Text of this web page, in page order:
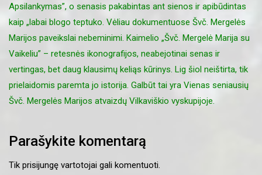
Apsilankymas”, o senasis pakabintas ant sienos ir apibūdintas
kaip „labai blogo teptuko. Vėliau dokumentuose Švč. Mergelės
Marijos paveikslai nebeminimi. Kaimelio „Švč. Mergelė Marija su
Vaikeliu” – retesnės ikonografijos, neabejotinai senas ir
vertingas, bet daug klausimų keliąs kūrinys. Lig šiol neištirta, tik
prielaidomis paremta jo istorija. Galbūt tai yra Vienas seniausių
Švč. Mergelės Marijos atvaizdų Vilkaviškio vyskupijoje.
Parašykite komentarą
Tik prisijungę vartotojai gali komentuoti.